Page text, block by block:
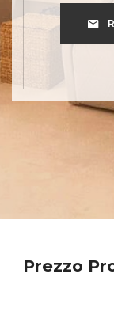
Prezzo